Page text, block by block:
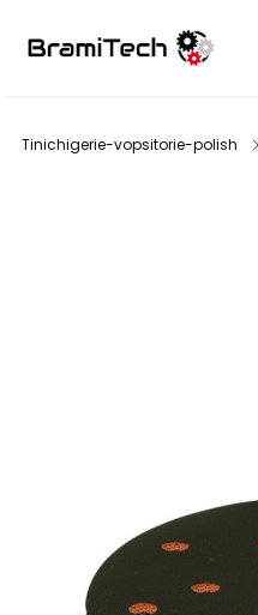
Tinichigerie-vopsitorie-polish